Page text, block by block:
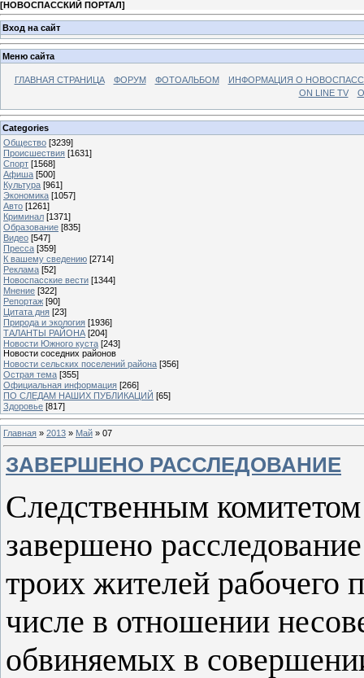
[НОВОСПАССКИЙ ПОРТАЛ]
Вход на сайт
Меню сайта
ГЛАВНАЯ СТРАНИЦА ФОРУМ ФОТОАЛЬБОМ
ИНФОРМАЦИЯ О
ON LINE TV
Categories
Общество [3239]
Происшествия [1631]
Спорт [1568]
Афиша [500]
Культура [961]
Экономика [1057]
Авто [1261]
Криминал [1371]
Образование [835]
Видео [547]
Пресса [359]
К вашему сведению [2714]
Реклама [52]
Новоспасские вести [1344]
Мнение [322]
Репортаж [90]
Цитата дня [23]
Природа и экология [1936]
ТАЛАНТЫ РАЙОНА [204]
Новости Южного куста [243]
Новости соседних районов
Новости сельских поселений района [356]
Острая тема [355]
Официальная информация [266]
ПО СЛЕДАМ НАШИХ ПУБЛИКАЦИЙ [65]
Здоровье [817]
Главная » 2013 » Май » 07
ЗАВЕРШЕНО РАССЛЕДОВАНИЕ
Следственным
завершено
троих жителей рабочего
числе в отношении
обвиняемых в